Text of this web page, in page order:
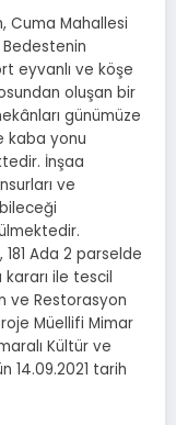
Cuma Mahallesi
Bedestenin
eyvanlı ve köşe
oluşan bir
günümüze
kaba yonu
İnşaa
ve
Ada 2 parselde
kararı ile tescil
ve Restorasyon
Müellifi Mimar
Kültür ve
14.09.2021 tarih